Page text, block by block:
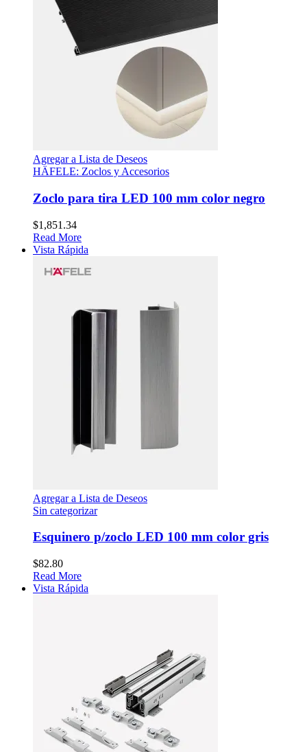
Agregar a Lista de Deseos
HÄFELE: Zoclos y Accesorios
Zoclo para tira LED 100 mm color negro
$1,851.34
Read More
Vista Rápida
Agregar a Lista de Deseos
Sin categorizar
Esquinero p/zoclo LED 100 mm color gris
$82.80
Read More
Vista Rápida